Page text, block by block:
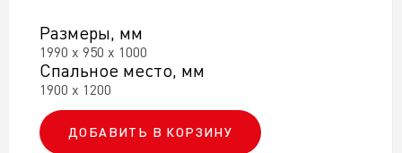
Размеры, мм
1990 х 950 х 1000
Спальное место, мм
1900 х 1200
ДОБАВИТЬ В КОРЗИНУ